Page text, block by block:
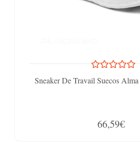
Sneaker De Travail Suecos
66,59€